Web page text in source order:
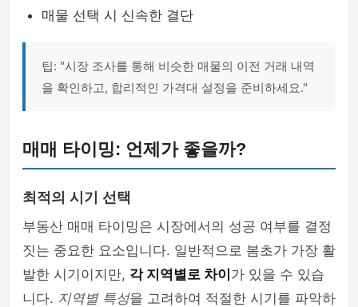
매물 선택 시 신속한 결단
팁: "시장 조사를 통해 비슷한 매물의 이전 거래 내역
을 확인하고, 합리적인 가격대 설정을 준비하세요."
매매 타이밍: 언제가 좋을까?
최적의 시기 선택
부동산 매매 타이밍은 시장에서의 성공 여부를 결정
짓는 중요한 요소입니다. 일반적으로 봄초가 가장 활
발한 시기이지만, 각 지역별로 차이 가 있을 수 있습
니다. 지역별 특성을 고려하여 적절한 시기를 파악하